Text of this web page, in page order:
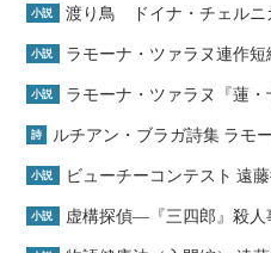
小説 渡り鳥 ドイナ・チェルニ
小説 ラモーナ・ツァラヌ連作
小説 ラモーナ・ツァラヌ『蓮・
詩 ルチアン・ブラガ詩集 ラモ
小説 ビューチーコンテスト 遠
小説 虚構探偵―『三四郎』殺